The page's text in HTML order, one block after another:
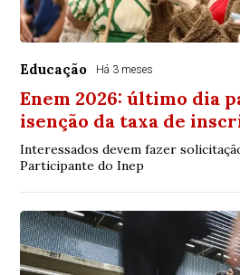
Educação Há 3 meses
Enem 2026: último dia
isenção da taxa de
Interessados devem fazer
Participante do Inep